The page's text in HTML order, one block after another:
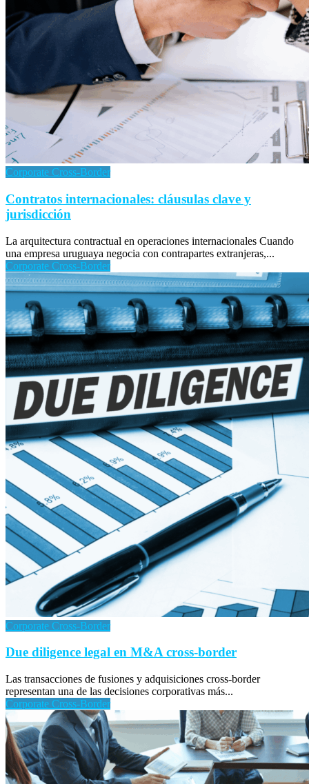
Corporate Cross-Border
Contratos internacionales: cláusulas clave y
jurisdicción
La arquitectura contractual en operaciones internacionales Cuando
una empresa uruguaya negocia con contrapartes extranjeras,...
Corporate Cross-Border
Corporate Cross-Border
Due diligence legal en M&A cross-border
Las transacciones de fusiones y adquisiciones cross-border
representan una de las decisiones corporativas más...
Corporate Cross-Border